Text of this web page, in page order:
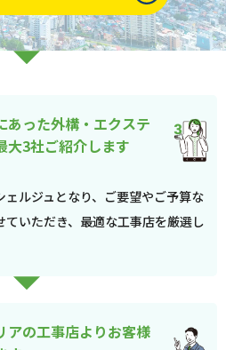
あった外構・エクステ
大3社ご紹介します
ェルジュとなり、ご要望やご予算な
ていただき、最適な工事店を厳選し
アの工事店よりお客様